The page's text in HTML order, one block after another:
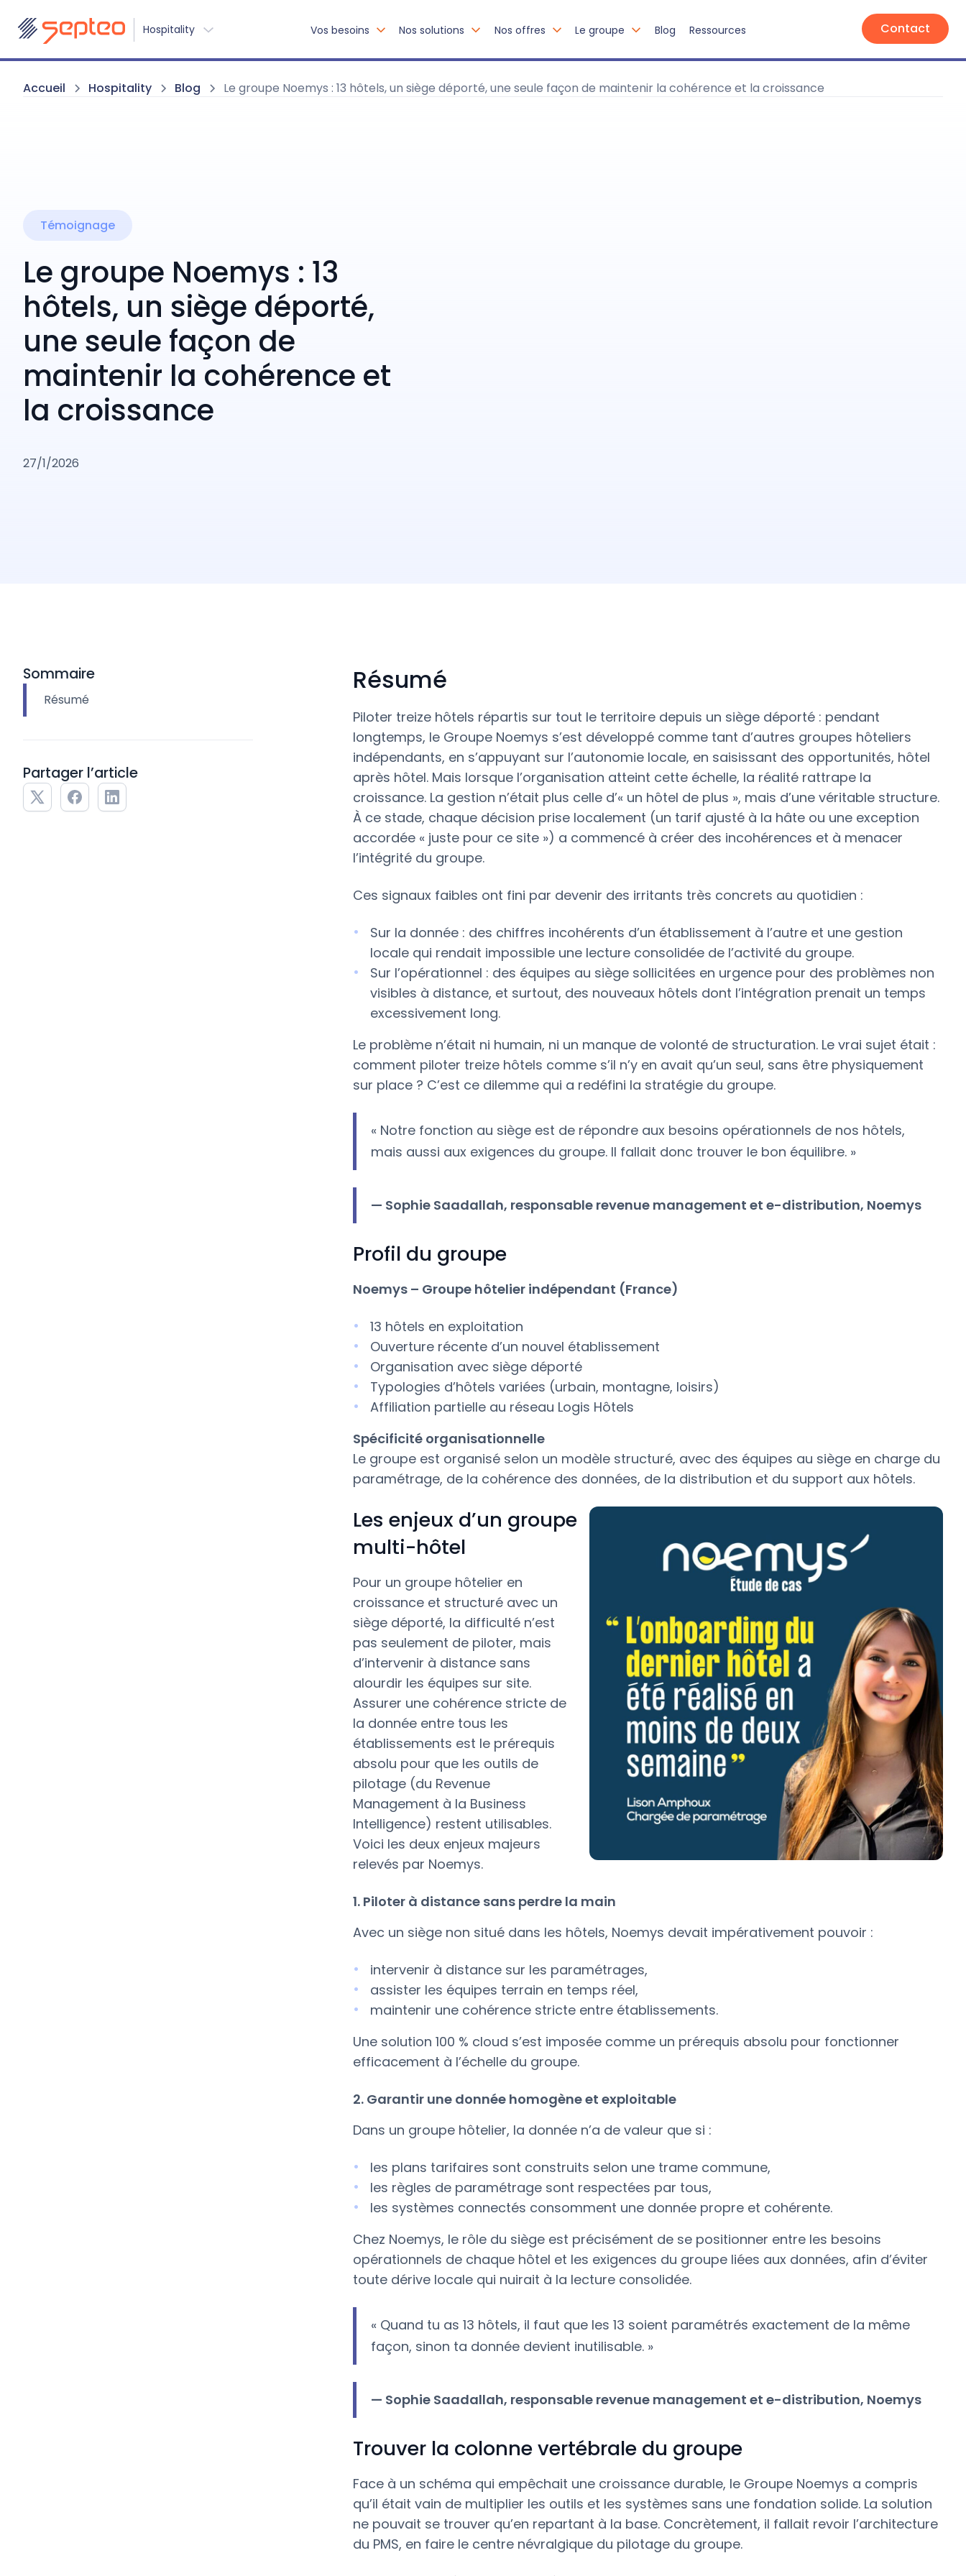
Hospitality Vos besoins Nos solutions Nos offres Le groupe Blog Ressources Contact
Accueil Hospitality Blog Le groupe Noemys : 13 hôtels, un siège déporté, une seule façon de maintenir la cohérence et la croissance
Témoignage
Le groupe Noemys : 13
hôtels, un siège déporté,
une seule façon de
maintenir la cohérence et
la croissance
27/1/2026
Sommaire
Résumé
Partager l’article
Résumé
Piloter treize hôtels répartis sur tout le territoire depuis un siège déporté : pendant
longtemps, le Groupe Noemys s’est développé comme tant d’autres groupes hôteliers
indépendants, en s’appuyant sur l’autonomie locale, en saisissant des opportunités, hôtel
après hôtel. Mais lorsque l’organisation atteint cette échelle, la réalité rattrape la
croissance. La gestion n’était plus celle d’« un hôtel de plus », mais d’une véritable structure.
À ce stade, chaque décision prise localement (un tarif ajusté à la hâte ou une exception
accordée « juste pour ce site ») a commencé à créer des incohérences et à menacer
l’intégrité du groupe.
Ces signaux faibles ont fini par devenir des irritants très concrets au quotidien :
Sur la donnée : des chiffres incohérents d’un établissement à l’autre et une gestion
locale qui rendait impossible une lecture consolidée de l’activité du groupe.
Sur l’opérationnel : des équipes au siège sollicitées en urgence pour des problèmes non
visibles à distance, et surtout, des nouveaux hôtels dont l’intégration prenait un temps
excessivement long.
Le problème n’était ni humain, ni un manque de volonté de structuration. Le vrai sujet était :
comment piloter treize hôtels comme s’il n’y en avait qu’un seul, sans être physiquement
sur place ? C’est ce dilemme qui a redéfini la stratégie du groupe.
« Notre fonction au siège est de répondre aux besoins opérationnels de nos hôtels,
mais aussi aux exigences du groupe. Il fallait donc trouver le bon équilibre. »
— Sophie Saadallah, responsable revenue management et e-distribution, Noemys
Profil du groupe
Noemys – Groupe hôtelier indépendant (France)
13 hôtels en exploitation
Ouverture récente d’un nouvel établissement
Organisation avec siège déporté
Typologies d’hôtels variées (urbain, montagne, loisirs)
Affiliation partielle au réseau Logis Hôtels
Spécificité organisationnelle
Le groupe est organisé selon un modèle structuré, avec des équipes au siège en charge du
paramétrage, de la cohérence des données, de la distribution et du support aux hôtels.
Les enjeux d’un groupe
multi-hôtel
Pour un groupe hôtelier en
croissance et structuré avec un
siège déporté, la difficulté n’est
pas seulement de piloter, mais
d’intervenir à distance sans
alourdir les équipes sur site.
Assurer une cohérence stricte de
la donnée entre tous les
établissements est le prérequis
absolu pour que les outils de
pilotage (du Revenue
Management à la Business
Intelligence) restent utilisables.
Voici les deux enjeux majeurs
relevés par Noemys.
1. Piloter à distance sans perdre la main
Avec un siège non situé dans les hôtels, Noemys devait impérativement pouvoir :
intervenir à distance sur les paramétrages,
assister les équipes terrain en temps réel,
maintenir une cohérence stricte entre établissements.
Une solution 100 % cloud s’est imposée comme un prérequis absolu pour fonctionner
efficacement à l’échelle du groupe.
2. Garantir une donnée homogène et exploitable
Dans un groupe hôtelier, la donnée n’a de valeur que si :
les plans tarifaires sont construits selon une trame commune,
les règles de paramétrage sont respectées par tous,
les systèmes connectés consomment une donnée propre et cohérente.
Chez Noemys, le rôle du siège est précisément de se positionner entre les besoins
opérationnels de chaque hôtel et les exigences du groupe liées aux données, afin d’éviter
toute dérive locale qui nuirait à la lecture consolidée.
« Quand tu as 13 hôtels, il faut que les 13 soient paramétrés exactement de la même
façon, sinon ta donnée devient inutilisable. »
— Sophie Saadallah, responsable revenue management et e-distribution, Noemys
Trouver la colonne vertébrale du groupe
Face à un schéma qui empêchait une croissance durable, le Groupe Noemys a compris
qu’il était vain de multiplier les outils et les systèmes sans une fondation solide. La solution
ne pouvait se trouver qu’en repartant à la base. Concrètement, il fallait revoir l’architecture
du PMS, en faire le centre névralgique du pilotage du groupe.